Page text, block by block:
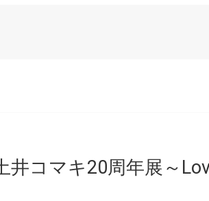
井コマキ20周年展～